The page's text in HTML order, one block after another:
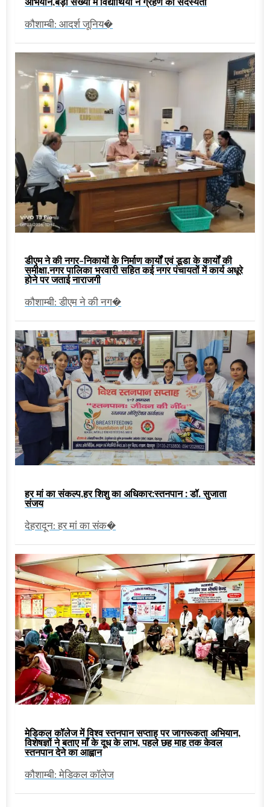
कौशाम्बी: आदर्श जूनिय�
डीएम ने की नगर-निकायों के निर्माण कार्यों एवं डूडा के कार्यों की
समीक्षा,नगर पालिका भरवारी सहित कई नगर पंचायतों में कार्य अधूरे
होने पर जताई नाराजगी
कौशाम्बी: डीएम ने की नग�
हर मां का संकल्प,हर शिशु का अधिकार:स्तनपान : डॉ. सुजाता
संजय
देहरादून: हर मां का संक�
मेडिकल कॉलेज में विश्व स्तनपान सप्ताह पर जागरूकता अभियान,
विशेषज्ञों ने बताए माँ के दूध के लाभ, पहले छह माह तक केवल
स्तनपान देने का आह्वान
कौशाम्बी: मेडिकल कॉलेज